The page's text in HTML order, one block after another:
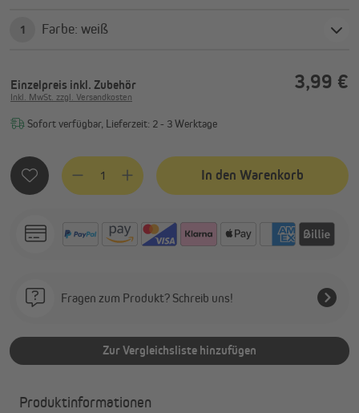
1 Farbe: weiß
Einzelpreis inkl. Zubehör 3,99 €
Inkl. MwSt. zzgl. Versandkosten
Sofort verfügbar, Lieferzeit: 2 - 3 Werktage
Produkt Anzahl: Gib den gewünschten Wert ein oder
In den Warenkorb
Fragen zum Produkt? Schreib uns!
Zur Vergleichsliste hinzufügen
Produktinformationen